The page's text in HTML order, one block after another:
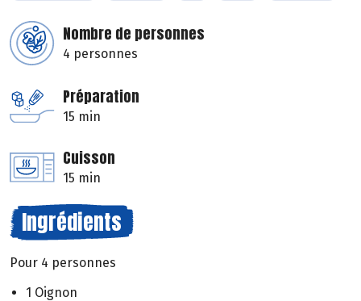
Nombre de personnes
4 personnes
Préparation
15 min
Cuisson
15 min
Ingrédients
Pour 4 personnes
1 Oignon